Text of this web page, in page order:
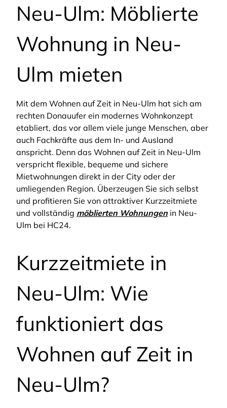
Neu-Ulm: Möblierte
Wohnung in Neu-
Ulm mieten
Mit dem Wohnen auf Zeit in Neu-Ulm hat sich am
rechten Donauufer ein modernes Wohnkonzept
etabliert, das vor allem viele junge Menschen, aber
auch Fachkräfte aus dem In- und Ausland
anspricht. Denn das Wohnen auf Zeit in Neu-Ulm
verspricht flexible, bequeme und sichere
Mietwohnungen direkt in der City oder der
umliegenden Region. Überzeugen Sie sich selbst
und profitieren Sie von attraktiver Kurzzeitmiete
und vollständig möblierten Wohnungen in Neu-
Ulm bei HC24.
Kurzzeitmiete in
Neu-Ulm: Wie
funktioniert das
Wohnen auf Zeit in
Neu-Ulm?